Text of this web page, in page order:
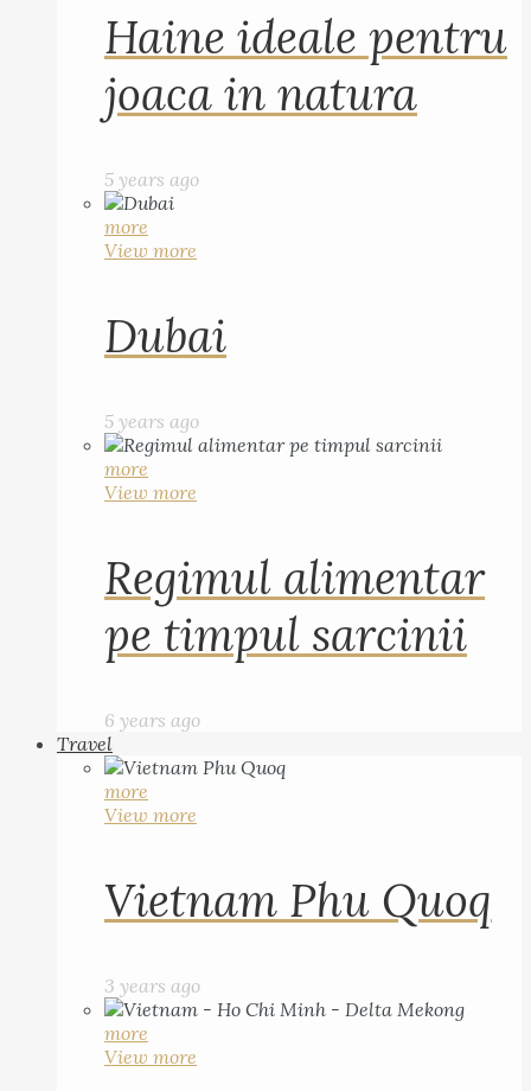
Haine ideale pentru
joaca in natura
5 years ago
more
View more
Dubai
5 years ago
more
View more
Regimul alimentar
pe timpul sarcinii
6 years ago
Travel
more
View more
Vietnam Phu Quoq
3 years ago
more
View more